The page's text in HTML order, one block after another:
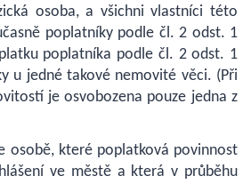
osoba, a všichni vlastníci této
poplatníky podle čl. 2 odst. 1
poplatníka podle čl. 2 odst. 1
u jedné takové nemovité věci. (Při
je osvobozena pouze jedna z
osobě, které poplatková povinnost
ve městě a která v průběhu